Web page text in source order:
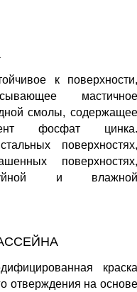
к поверхности,
мастичное
смолы, содержащее
фосфат цинка.
поверхностях,
поверхностях,
и влажной
краска
отверждения на основе